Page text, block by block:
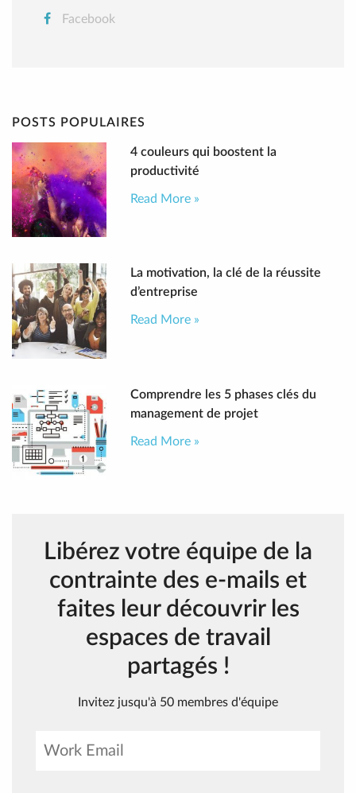
Facebook
POSTS POPULAIRES
4 couleurs qui boostent la
productivité
Read More »
La motivation, la clé de la réussite
d’entreprise
Read More »
Comprendre les 5 phases clés du
management de projet
Read More »
Libérez votre équipe de la
contrainte des e-mails et
faites leur découvrir les
espaces de travail
partagés !
Invitez jusqu'à 50 membres d'équipe